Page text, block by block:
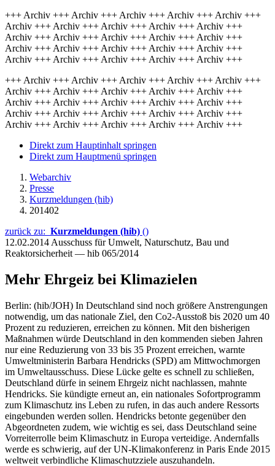
+++ Archiv +++ Archiv +++ Archiv +++ Archiv +++ Archiv +++
Archiv +++ Archiv +++ Archiv +++ Archiv +++ Archiv +++
Archiv +++ Archiv +++ Archiv +++ Archiv +++ Archiv +++
Archiv +++ Archiv +++ Archiv +++ Archiv +++ Archiv +++
Archiv +++ Archiv +++ Archiv +++ Archiv +++ Archiv +++
+++ Archiv +++ Archiv +++ Archiv +++ Archiv +++ Archiv +++
Archiv +++ Archiv +++ Archiv +++ Archiv +++ Archiv +++
Archiv +++ Archiv +++ Archiv +++ Archiv +++ Archiv +++
Archiv +++ Archiv +++ Archiv +++ Archiv +++ Archiv +++
Archiv +++ Archiv +++ Archiv +++ Archiv +++ Archiv +++
Direkt zum Hauptinhalt springen
Direkt zum Hauptmenü springen
Webarchiv
Presse
Kurzmeldungen (hib)
201402
zurück zu: Kurzmeldungen (hib) ()
12.02.2014 Ausschuss für Umwelt, Naturschutz, Bau und
Reaktorsicherheit — hib 065/2014
Mehr Ehrgeiz bei Klimazielen
Berlin: (hib/JOH) In Deutschland sind noch größere Anstrengungen
notwendig, um das nationale Ziel, den Co2-Ausstoß bis 2020 um 40
Prozent zu reduzieren, erreichen zu können. Mit den bisherigen
Maßnahmen würde Deutschland in den kommenden sieben Jahren
nur eine Reduzierung von 33 bis 35 Prozent erreichen, warnte
Umweltministerin Barbara Hendricks (SPD) am Mittwochmorgen
im Umweltausschuss. Diese Lücke gelte es schnell zu schließen,
Deutschland dürfe in seinem Ehrgeiz nicht nachlassen, mahnte
Hendricks. Sie kündigte erneut an, ein nationales Sofortprogramm
zum Klimaschutz ins Leben zu rufen, in das auch andere Ressorts
eingebunden werden sollen. Hendricks betonte gegenüber den
Abgeordneten zudem, wie wichtig es sei, dass Deutschland seine
Vorreiterrolle beim Klimaschutz in Europa verteidige. Andernfalls
werde es schwierig, auf der UN-Klimakonferenz in Paris Ende 2015
weltweit verbindliche Klimaschutzziele auszuhandeln.